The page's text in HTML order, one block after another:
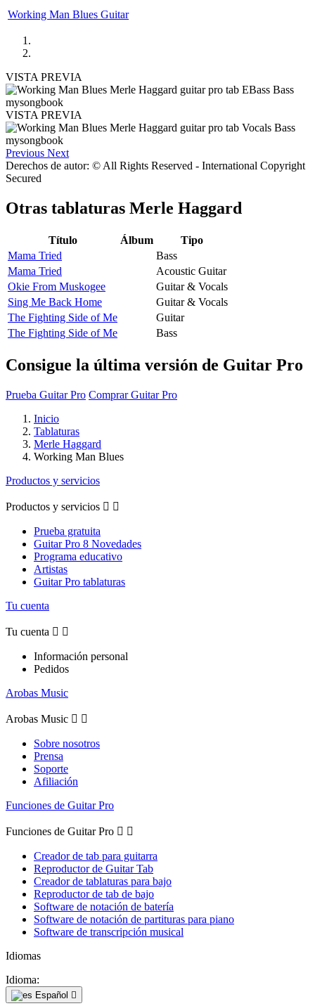
Working Man Blues Guitar
VISTA PREVIA
VISTA PREVIA
Previous Next
Derechos de autor: © All Rights Reserved - International Copyright
Secured
Otras tablaturas Merle Haggard
Título Álbum
Tipo
Mama Tried
Bass
Mama Tried
Acoustic Guitar
Okie From Muskogee
Guitar & Vocals
Sing Me Back Home
Guitar & Vocals
The Fighting Side of Me
Guitar
The Fighting Side of Me
Bass
Consigue la última versión de Guitar Pro
Prueba Guitar Pro Comprar Guitar Pro
Inicio
Tablaturas
Merle Haggard
Working Man Blues
Productos y servicios
Productos y servicios  
Prueba gratuita
Guitar Pro 8 Novedades
Programa educativo
Artistas
Guitar Pro tablaturas
Tu cuenta
Tu cuenta  
Información personal
Pedidos
Arobas Music
Arobas Music  
Sobre nosotros
Prensa
Soporte
Afiliación
Funciones de Guitar Pro
Funciones de Guitar Pro  
Creador de tab para guitarra
Reproductor de Guitar Tab
Creador de tablaturas para bajo
Reproductor de tab de bajo
Software de notación de batería
Software de notación de partituras para piano
Software de transcripción musical
Idiomas
Idioma:
Español 